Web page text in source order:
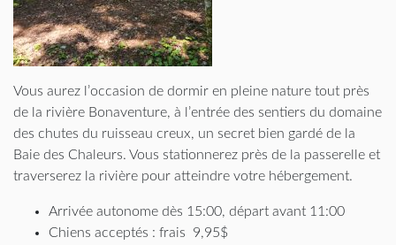
Vous aurez l’occasion de dormir en pleine nature tout près
de la rivière Bonaventure, à l’entrée des sentiers du domaine
des chutes du ruisseau creux, un secret bien gardé de la
Baie des Chaleurs. Vous stationnerez près de la passerelle et
traverserez la rivière pour atteindre votre hébergement.
Arrivée autonome dès 15:00, départ avant 11:00
Chiens acceptés : frais 9,95$